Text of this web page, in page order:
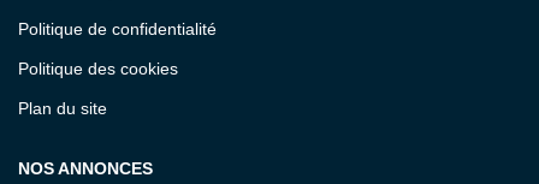
Politique de confidentialité
Politique des cookies
Plan du site
NOS ANNONCES